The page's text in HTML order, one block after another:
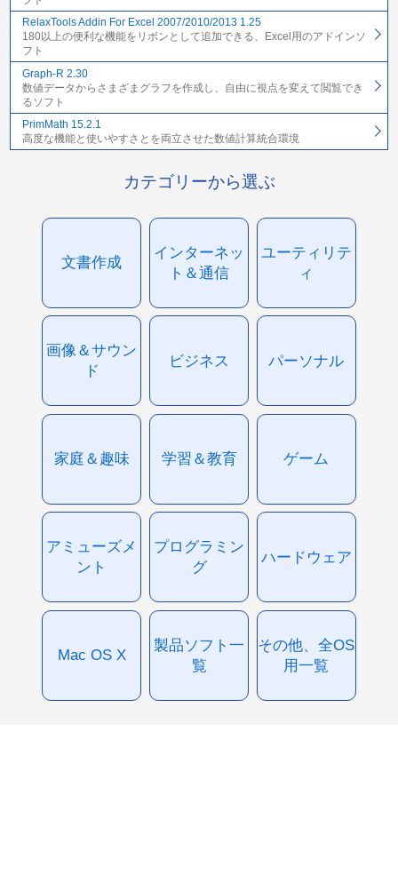
RelaxTools Addin For Excel 2007/2010/2013 1.25
180以上の便利な機能をリボンとして追加できる、Excel用のアドインソ
フト
Graph-R 2.30
数値データからさまざまグラフを作成し、自由に視点を変えて閲覧でき
るソフト
PrimMath 15.2.1
高度な機能と使いやすさとを両立させた数値計算統合環境
カテゴリーから選ぶ
文書作成
インターネッ
ト＆通信
ユーティリテ
ィ
画像＆サウン
ド
ビジネス パーソナル
家庭＆趣味 学習＆教育 ゲーム
アミューズメ
ント
プログラミン
グ
ハードウェア
Mac OS X
製品ソフト一
覧
その他、全OS
用一覧